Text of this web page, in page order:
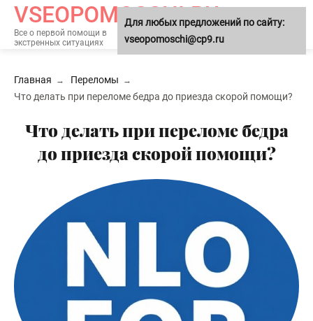
VSEOPOMOSCHI.RU
Все о первой помощи в
экстренных ситуациях
МЕНЮ
Главная
Переломы
Что делать при переломе бедра до приезда скорой помощи?
Что делать при переломе бедра
до приезда скорой помощи?
Для любых предложений по сайту:
vseopomoschi@cp9.ru